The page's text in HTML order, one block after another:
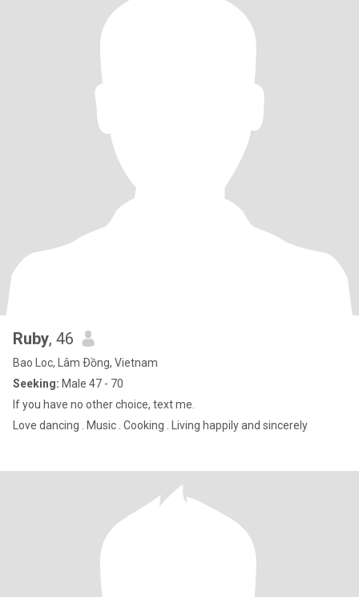
Ruby, 46
Bao Loc, Lâm Ðồng, Vietnam
Seeking: Male 47 - 70
If you have no other choice, text me.
Love dancing . Music . Cooking . Living happily and sincerely​​​​